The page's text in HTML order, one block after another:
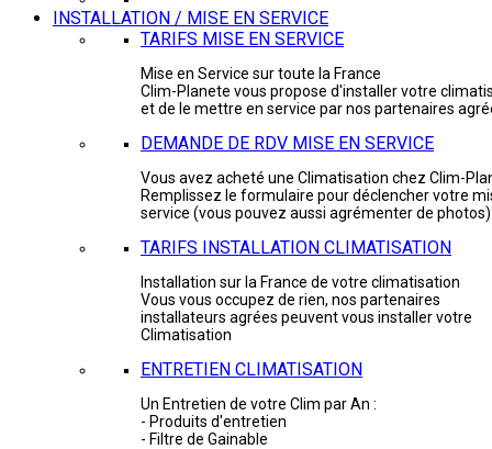
INSTALLATION / MISE EN SERVICE
TARIFS MISE EN SERVICE
Mise en Service sur toute la France
Clim-Planete vous propose d'installer votre
et de le mettre en service par nos partenaires
DEMANDE DE RDV MISE EN SERVICE
Vous avez acheté une Climatisation chez Clim-
Remplissez le formulaire pour déclencher votre
service (vous pouvez aussi agrémenter de photos)
TARIFS INSTALLATION CLIMATISATION
Installation sur la France de votre climatisation
Vous vous occupez de rien, nos partenaires
installateurs agrées peuvent vous installer votre
Climatisation
ENTRETIEN CLIMATISATION
Un Entretien de votre Clim par An :
- Produits d'entretien
- Filtre de Gainable